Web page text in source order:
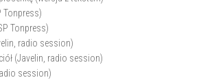
Tonpress)
Tonpress)
radio session)
(Javelin, radio session)
session)